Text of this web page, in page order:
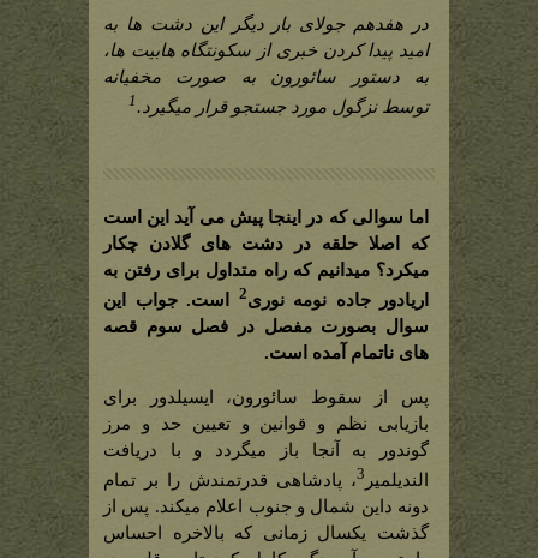
در هفدهم جولای بار دیگر این دشت ها به
امید پیدا کردن خبری از سکونتگاه هابیت ها،
به دستور سائورون به صورت مخفیانه
توسط نزگول مورد جستجو قرار میگیرد.1
اما سوالی که در اینجا پیش می آید این است
که اصلا حلقه در دشت های گلادن چکار
میکرد؟ میدانیم که راه متداول برای رفتن به
اریادور جاده نومه نوری2
است. جواب این
سوال بصورت مفصل در فصل سوم قصه
های ناتمام آمده است.
پس از سقوط سائورون، ایسیلدور برای
بازیابی نظم و قوانین و تعیین حد و مرز
گوندور به آنجا باز میگردد و با دریافت
الندیلمیر 3، پادشاهی قدرتمندش را بر تمام
دونه داین شمال و جنوب اعلام میکند. پس از
گذشت یکسال زمانی که بالاخره احساس